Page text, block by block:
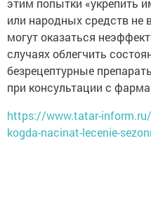
или народных средств не
могут оказаться
случаях облегчить
безрецептурные
при консультации с
https://www.tatar-
kogda-nacinat-lecenie-